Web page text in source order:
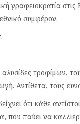
γραφειοκρατία στις
συμφέρον.
αλυσίδες τροφίμων,
Αντίθετα, τους
ότι κάθε
που παύει να